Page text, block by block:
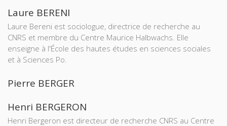
Laure BERENI
Laure Bereni est sociologue, directrice de recherche au
CNRS et membre du Centre Maurice Halbwachs. Elle
enseigne à l'École des hautes études en sciences sociales
et à Sciences Po.
Pierre BERGER
Henri BERGERON
Henri Bergeron est directeur de recherche CNRS au Centre